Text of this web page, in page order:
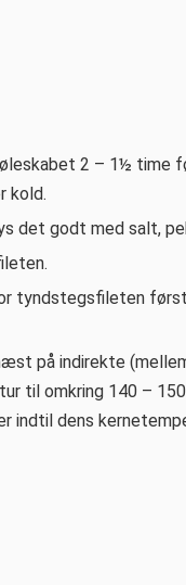
2 – 1½ time
kold.
det godt med salt,
tyndstegsfileten
på indirekte
til omkring 140 –
indtil dens